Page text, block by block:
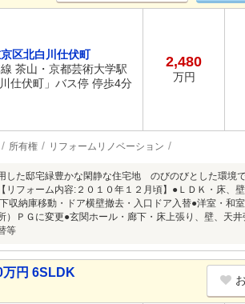
区北白川仕伏町
茶山・京都芸術大学駅
仕伏町」バス停 停歩4分
2,480
万円
所有権 リフォームリノベーション
した邸宅緑豊かな閑静な住宅地 のびのびとした環境
リフォーム内容:２０１０年１２月頃】●ＬＤＫ・床、
収納庫移動・ドア横壁撤去・入口ドア入替●洋室・
ＰＧに変更●玄関ホール・廊下・床上張り、壁、天
等
万円 6SLDK